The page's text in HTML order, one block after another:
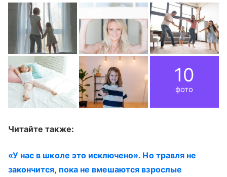
10
фото
Читайте также:
«У нас в школе это исключено». Но травля не
закончится, пока не вмешаются взрослые